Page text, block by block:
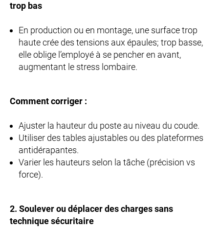
trop bas
En production ou en montage, une surface trop
haute crée des tensions aux épaules; trop basse,
elle oblige l’employé à se pencher en avant,
augmentant le stress lombaire.
Comment corriger :
Ajuster la hauteur du poste au niveau du coude.
Utiliser des tables ajustables ou des plateformes
antidérapantes.
Varier les hauteurs selon la tâche (précision vs
force).
2. Soulever ou déplacer des charges sans
technique sécuritaire